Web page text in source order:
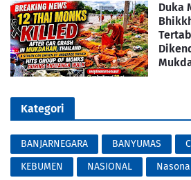
Duka
Kategori
BANJARNEGARA BANYUMAS
KEBUMEN
NASIONAL